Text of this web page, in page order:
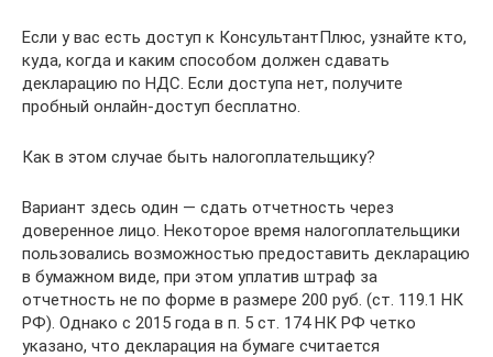
Если у вас есть доступ к КонсультантПлюс, узнайте кто,
куда, когда и каким способом должен сдавать
декларацию по НДС. Если доступа нет, получите
пробный онлайн-доступ бесплатно.
Как в этом случае быть налогоплательщику?
Вариант здесь один — сдать отчетность через
доверенное лицо. Некоторое время налогоплательщики
пользовались возможностью предоставить декларацию
в бумажном виде, при этом уплатив штраф за
отчетность не по форме в размере 200 руб. (ст. 119.1 НК
РФ). Однако с 2015 года в п. 5 ст. 174 НК РФ четко
указано, что декларация на бумаге считается